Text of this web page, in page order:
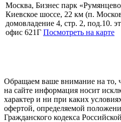
Москва, Бизнес парк
Киевское шоссе, 22 км (п.
домовладение 4, стр. 2, под.10.
офис 621Г Посмотреть на карте
Обращаем ваше внимание на то,
на сайте информация носит
характер и ни при каких
офертой, определяемой
Гражданского кодекса